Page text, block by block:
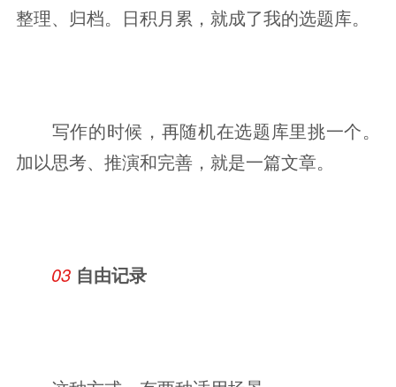
整理、归档。日积月累，就成了我的选题库。
写作的时候，再随机在选题库里挑一个。
加以思考、推演和完善，就是一篇文章。
03 自由记录